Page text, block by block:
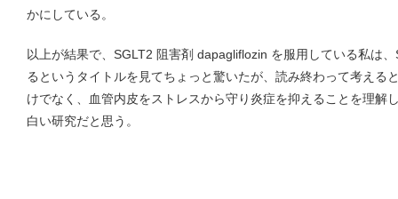
かにしている。
以上が結果で、SGLT2 阻害剤 dapagliflozin を服用している私は
るというタイトルを見てちょっと驚いたが、読み終わって考える
けでなく、血管内皮をストレスから守り炎症を抑えることを理解
白い研究だと思う。